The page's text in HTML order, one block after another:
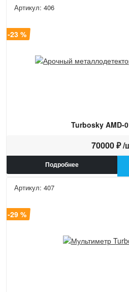
Артикул: 406
-23 %
Turbosky AMD-
70000 ₽ /
Подробнее
Артикул: 407
-29 %